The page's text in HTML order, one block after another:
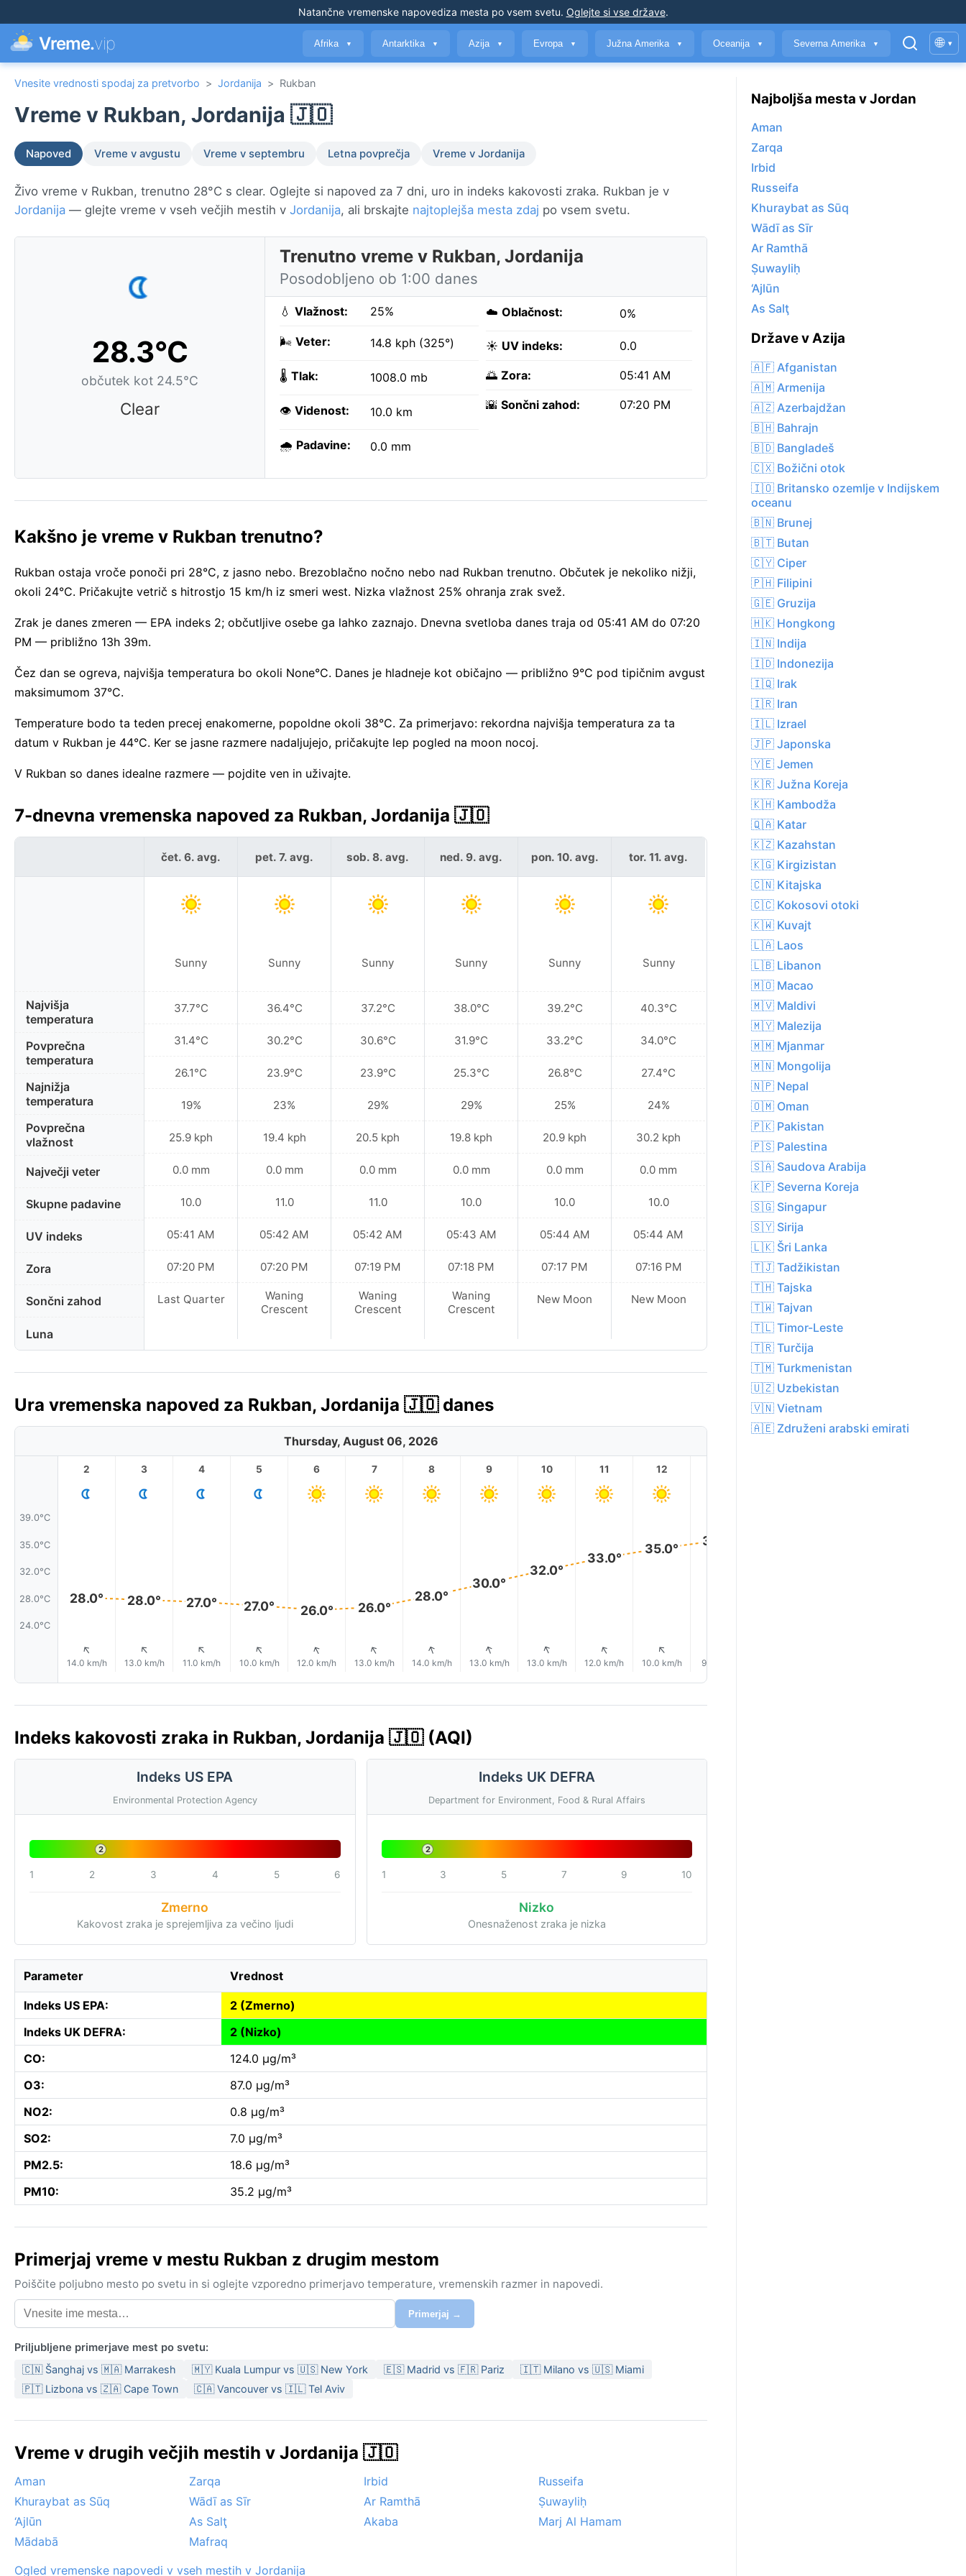
Natančne vremenske napovediza mesta po vsem svetu. Oglejte si vse države.
Vreme.vip Afrika ▼ Antarktika ▼ Azija ▼ Evropa ▼ Južna Amerika ▼ Oceanija ▼ Severna Amerika ▼ 🌐 ▾
Vnesite vrednosti spodaj za pretvorbo > Jordanija > Rukban
Vreme v Rukban, Jordanija 🇯🇴
Napoved Vreme v avgustu Vreme v septembru Letna povprečja Vreme v Jordanija
Živo vreme v Rukban, trenutno 28°C s clear. Oglejte si napoved za 7 dni, uro in indeks kakovosti zraka. Rukban je v
Jordanija — glejte vreme v vseh večjih mestih v Jordanija, ali brskajte najtoplejša mesta zdaj po vsem svetu.
28.3°C
občutek kot 24.5°C
Clear
Trenutno vreme v Rukban, Jordanija
Posodobljeno ob 1:00 danes
💧 Vlažnost: 25%
🌬️ Veter: 14.8 kph (325°)
🌡️ Tlak: 1008.0 mb
👁️ Videnost: 10.0 km
🌧️ Padavine: 0.0 mm
☁️ Oblačnost: 0%
☀️ UV indeks: 0.0
🌅 Zora: 05:41 AM
🌇 Sončni zahod: 07:20 PM
Kakšno je vreme v Rukban trenutno?
Rukban ostaja vroče ponoči pri 28°C, z jasno nebo. Brezoblačno nočno nebo nad Rukban trenutno. Občutek je nekoliko nižji,
okoli 24°C. Pričakujte vetrič s hitrostjo 15 km/h iz smeri west. Nizka vlažnost 25% ohranja zrak svež.
Zrak je danes zmeren — EPA indeks 2; občutljive osebe ga lahko zaznajo. Dnevna svetloba danes traja od 05:41 AM do 07:20
PM — približno 13h 39m.
Čez dan se ogreva, najvišja temperatura bo okoli None°C. Danes je hladneje kot običajno — približno 9°C pod tipičnim avgust
maksimumom 37°C.
Temperature bodo ta teden precej enakomerne, popoldne okoli 38°C. Za primerjavo: rekordna najvišja temperatura za ta
datum v Rukban je 44°C. Ker se jasne razmere nadaljujejo, pričakujte lep pogled na moon nocoj.
V Rukban so danes idealne razmere — pojdite ven in uživajte.
7-dnevna vremenska napoved za Rukban, Jordanija 🇯🇴
Najvišja
temperatura
Povprečna
temperatura
Najnižja
temperatura
Povprečna
vlažnost
Največji veter
Skupne padavine
UV indeks
Zora
Sončni zahod
Luna
čet. 6. avg.
Sunny
37.7°C
31.4°C
26.1°C
19%
25.9 kph
0.0 mm
10.0
05:41 AM
07:20 PM
Last Quarter
pet. 7. avg.
Sunny
36.4°C
30.2°C
23.9°C
23%
19.4 kph
0.0 mm
11.0
05:42 AM
07:20 PM
Waning
Crescent
sob. 8. avg.
Sunny
37.2°C
30.6°C
23.9°C
29%
20.5 kph
0.0 mm
11.0
05:42 AM
07:19 PM
Waning
Crescent
ned. 9. avg.
Sunny
38.0°C
31.9°C
25.3°C
29%
19.8 kph
0.0 mm
10.0
05:43 AM
07:18 PM
Waning
Crescent
pon. 10. avg.
Sunny
39.2°C
33.2°C
26.8°C
25%
20.9 kph
0.0 mm
10.0
05:44 AM
07:17 PM
New Moon
tor. 11. avg.
Sunny
40.3°C
34.0°C
27.4°C
24%
30.2 kph
0.0 mm
10.0
05:44 AM
07:16 PM
New Moon
Ura vremenska napoved za Rukban, Jordanija 🇯🇴 danes
Thursday, August 06, 2026
39.0°C
35.0°C
32.0°C
28.0°C
24.0°C
2
28.0°
↑
14.0 km/h
3
28.0°
↑
13.0 km/h
4
27.0°
↑
11.0 km/h
5
27.0°
↑
10.0 km/h
6
26.0°
↑
12.0 km/h
7
26.0°
↑
13.0 km/h
8
28.0°
↑
14.0 km/h
9
30.0°
↑
13.0 km/h
10
32.0°
↑
13.0 km/h
11
33.0°
↑
12.0 km/h
12
35.0°
↑
10.0 km/h
36.0°
9.0 km/h
Indeks kakovosti zraka in Rukban, Jordanija 🇯🇴 (AQI)
Indeks US EPA
Environmental Protection Agency
2
1 2 3 4 5 6
Zmerno
Kakovost zraka je sprejemljiva za večino ljudi
Indeks UK DEFRA
Department for Environment, Food & Rural Affairs
2
1 3 5 7 9 10
Nizko
Onesnaženost zraka je nizka
Parameter Vrednost
Indeks US EPA:
2 (Zmerno)
Indeks UK DEFRA:
2 (Nizko)
CO:
124.0 µg/m³
O3:
87.0 µg/m³
NO2:
0.8 µg/m³
SO2:
7.0 µg/m³
PM2.5:
18.6 µg/m³
PM10:
35.2 µg/m³
Primerjaj vreme v mestu Rukban z drugim mestom
Poiščite poljubno mesto po svetu in si oglejte vzporedno primerjavo temperature, vremenskih razmer in napovedi.
Primerjaj →
Priljubljene primerjave mest po svetu:
🇨🇳 Šanghaj vs 🇲🇦 Marrakesh 🇲🇾 Kuala Lumpur vs 🇺🇸 New York 🇪🇸 Madrid vs 🇫🇷 Pariz
🇮🇹 Milano vs 🇺🇸 Miami
🇵🇹 Lizbona vs 🇿🇦 Cape Town
🇨🇦 Vancouver vs 🇮🇱 Tel Aviv
Vreme v drugih večjih mestih v Jordanija 🇯🇴
Aman Zarqa Irbid
Russeifa
Khuraybat as Sūq
Wādī as Sīr Ar Ramthā
Ṣuwayliḥ
‘Ajlūn
As Salţ Akaba
Marj Al Hamam
Mādabā
Mafraq
Ogled vremenske napovedi v vseh mestih v Jordanija
Najboljša mesta v Jordan
Aman
Zarqa
Irbid
Russeifa
Khuraybat as Sūq
Wādī as Sīr
Ar Ramthā
Ṣuwayliḥ
‘Ajlūn
As Salţ
Države v Azija
🇦🇫 Afganistan
🇦🇲 Armenija
🇦🇿 Azerbajdžan
🇧🇭 Bahrajn
🇧🇩 Bangladeš
🇨🇽 Božični otok
🇮🇴 Britansko ozemlje v Indijskem
oceanu
🇧🇳 Brunej
🇧🇹 Butan
🇨🇾 Ciper
🇵🇭 Filipini
🇬🇪 Gruzija
🇭🇰 Hongkong
🇮🇳 Indija
🇮🇩 Indonezija
🇮🇶 Irak
🇮🇷 Iran
🇮🇱 Izrael
🇯🇵 Japonska
🇾🇪 Jemen
🇰🇷 Južna Koreja
🇰🇭 Kambodža
🇶🇦 Katar
🇰🇿 Kazahstan
🇰🇬 Kirgizistan
🇨🇳 Kitajska
🇨🇨 Kokosovi otoki
🇰🇼 Kuvajt
🇱🇦 Laos
🇱🇧 Libanon
🇲🇴 Macao
🇲🇻 Maldivi
🇲🇾 Malezija
🇲🇲 Mjanmar
🇲🇳 Mongolija
🇳🇵 Nepal
🇴🇲 Oman
🇵🇰 Pakistan
🇵🇸 Palestina
🇸🇦 Saudova Arabija
🇰🇵 Severna Koreja
🇸🇬 Singapur
🇸🇾 Sirija
🇱🇰 Šri Lanka
🇹🇯 Tadžikistan
🇹🇭 Tajska
🇹🇼 Tajvan
🇹🇱 Timor-Leste
🇹🇷 Turčija
🇹🇲 Turkmenistan
🇺🇿 Uzbekistan
🇻🇳 Vietnam
🇦🇪 Združeni arabski emirati